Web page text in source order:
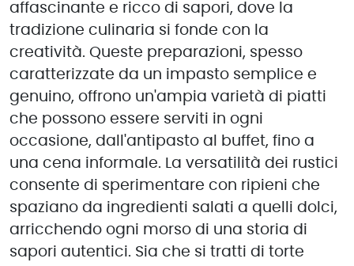
affascinante e ricco di sapori, dove la
tradizione culinaria si fonde con la
creatività. Queste preparazioni, spesso
caratterizzate da un impasto semplice e
genuino, offrono un'ampia varietà di piatti
che possono essere serviti in ogni
occasione, dall'antipasto al buffet, fino a
una cena informale. La versatilità dei rustici
consente di sperimentare con ripieni che
spaziano da ingredienti salati a quelli dolci,
arricchendo ogni morso di una storia di
sapori autentici. Sia che si tratti di torte